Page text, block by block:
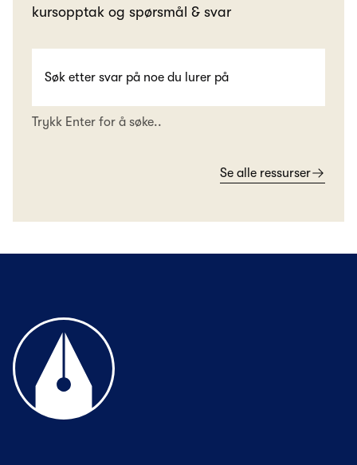
kursopptak og spørsmål & svar
Trykk Enter for å søke..
Se alle ressurser
Til forsiden